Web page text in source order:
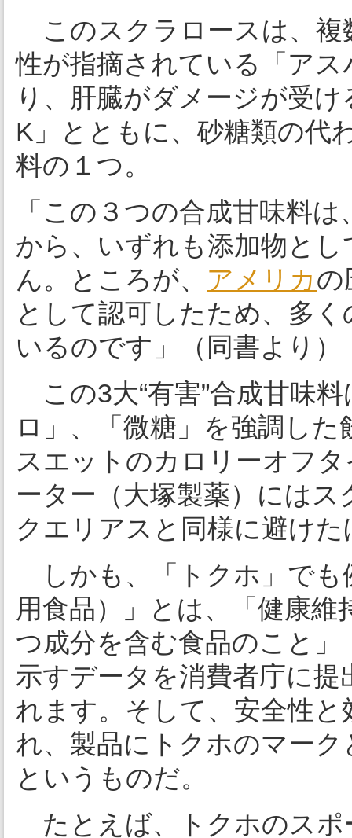
このスクラロースは、複
性が指摘されている「ア
り、肝臓がダメージが受
K」とともに、砂糖類の代
料の１つ。
「この３つの合成甘味料
から、いずれも添加物と
ん。ところが、 アメリカの
として認可したため、多
いるのです」（同書より）
この3大“有害”合成甘味
ロ」、「微糖」を強調し
スエットのカロリーオフ
ーター（大塚製薬）には
クエリアスと同様に避け
しかも、「トクホ」でも
用食品）」とは、「健康
つ成分を含む食品のこと
示すデータを消費者庁に
れます。そして、安全性
れ、製品にトクホのマー
というものだ。
たとえば、トクホのスポ